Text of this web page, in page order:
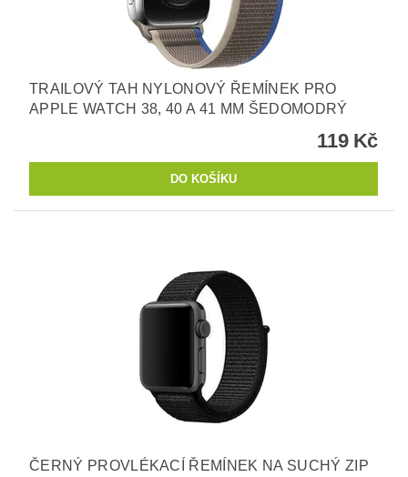
TRAILOVÝ TAH NYLONOVÝ ŘEMÍNEK PRO
APPLE WATCH 38, 40 A 41 MM ŠEDOMODRÝ
119 Kč
ČERNÝ PROVLÉKACÍ ŘEMÍNEK NA SUCHÝ ZIP